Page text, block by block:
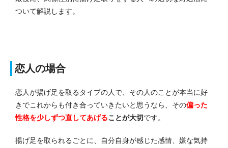
ついて解説します。
恋人の場合
恋人が揚げ足を取るタイプの人で、その人のことが本当に好
きでこれからも付き合っていきたいと思うなら、その偏った
性格を少しずつ直してあげることが大切です。
揚げ足を取られるごとに、自分自身が感じた感情、嫌な気持